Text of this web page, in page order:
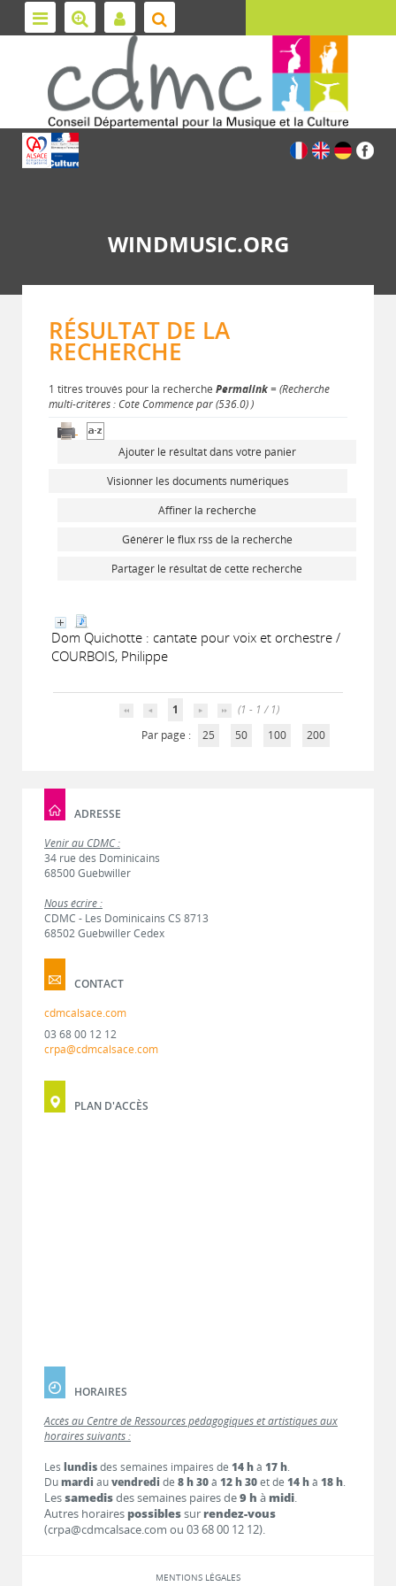
WINDMUSIC.ORG
RÉSULTAT DE LA
RECHERCHE
1 titres trouvés pour la recherche Permalink= (Recherche
multi-critères : Cote Commence par (536.0) )
Ajouter le résultat dans votre panier
Visionner les documents numériques
Affiner la recherche
Générer le flux rss de la recherche
Partager le résultat de cette recherche
Dom Quichotte : cantate pour voix et orchestre /
COURBOIS, Philippe
1
(1 - 1 / 1)
Par page :
25 50 100 200
ADRESSE
Venir au CDMC :
34 rue des Dominicains
68500 Guebwiller
Nous écrire :
CDMC - Les Dominicains CS 8713
68502 Guebwiller Cedex
CONTACT
cdmcalsace.com
03 68 00 12 12
crpa@cdmcalsace.com
PLAN D'ACCÈS
HORAIRES
Accès au Centre de Ressources pédagogiques et artistiques aux
horaires suivants :
Les lundisdes semaines impaires de 14 hà 17 h.
Dumardi auvendredi de 8 h 30à 12 h 30et de 14 hà 18 h.
Lessamedisdes semaines paires de9 h à midi.
Autres horaires possiblessur rendez-vous
(crpa@cdmcalsace.com ou 03 68 00 12 12).
MENTIONS LÉGALES